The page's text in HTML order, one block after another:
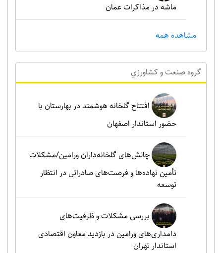
ماشه در مذاکرات عمان
مشاهده همه
گروه صنعت و کشاورزي
افتتاح گلخانه هوشمند در بهارستان با
حضور استاندار اصفهان
چالش‌های گلخانه‌داران ورامین/مشکلات
تأمین نهاده‌ها و فرصت‌های صادراتی در انتظار
توسعه
بررسی مشکلات و ظرفیت‌های
دامداری‌های ورامین در بازدید معاون اقتصادی
استاندار تهران